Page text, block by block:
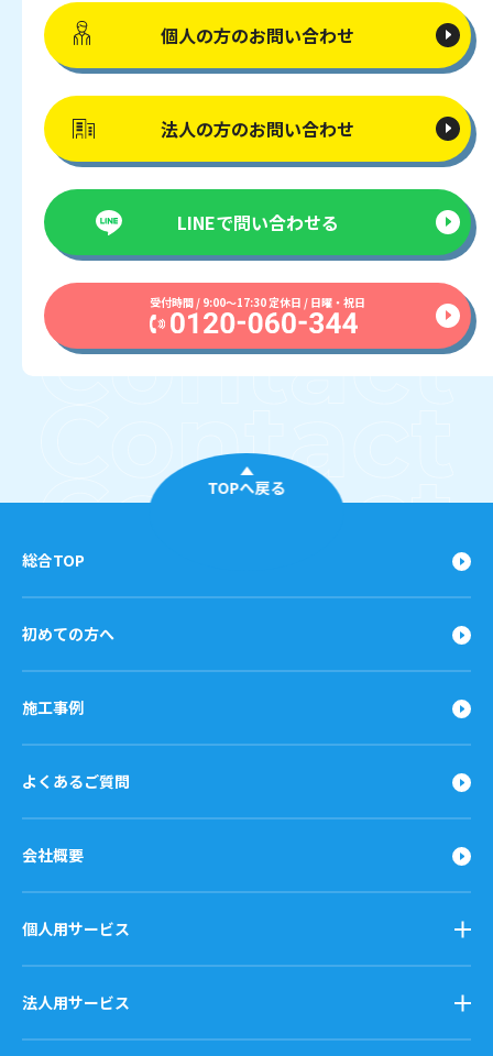
個人の方のお問い合わせ
法人の方のお問い合わせ
LINEで問い合わせる
受付時間 / 9:00〜17:30 定休日 / 日曜・祝日
TOPへ戻る
総合TOP
初めての方へ
施工事例
よくあるご質問
会社概要
個人用サービス
法人用サービス